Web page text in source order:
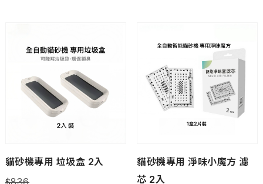
貓砂機專用 垃圾盒 2入
貓砂機專用 淨味小魔方 濾
芯 2入